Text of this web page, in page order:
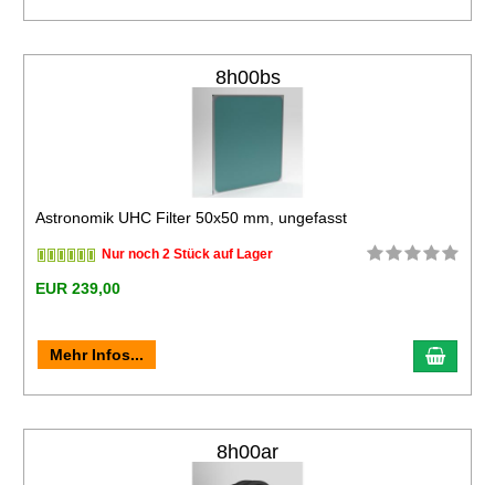
8h00bs
Astronomik UHC Filter 50x50 mm, ungefasst
Nur noch 2 Stück auf Lager
EUR 239,00
Mehr Infos...
8h00ar